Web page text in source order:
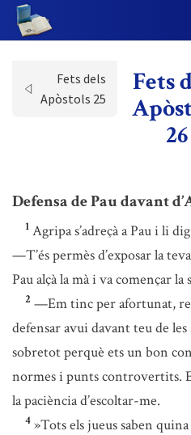
Fets dels
Apòstols 25
Fets
26
Defensa de Pau davant
1 Agripa s’adreçà a Pau i li
—T’és permès d’exposar la teva
Pau alçà la mà i va començar la
2 —Em tinc per afortunat,
defensar avui davant teu de les
sobretot perquè ets un bon
normes i punts controvertits.
la paciència d’escoltar-me.
4 »Tots els jueus saben